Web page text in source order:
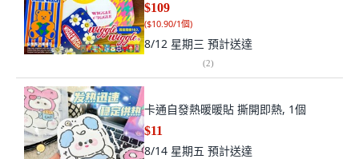
$109
($10.90/1個)
8/12 星期三 預計送達
(2)
卡通自發熱暖暖貼 撕開即熱, 1個
$11
8/14 星期五 預計送達